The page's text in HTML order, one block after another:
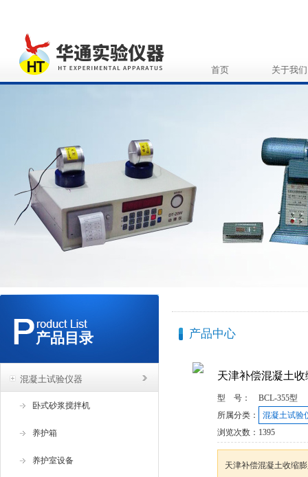
首页 关于我们
产品目录
混凝土试验仪器
卧式砂浆搅拌机
养护箱
养护室设备
产品中心
天津补偿混凝土
型 号：
BCL-355型
所属分类：
混凝土试验
浏览次数： 1395
天津补偿混凝土收缩